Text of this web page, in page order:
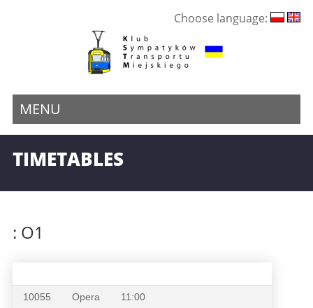
Choose language:
MENU
TIMETABLES
: O1
10055 Opera 11:00